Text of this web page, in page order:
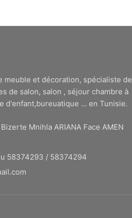
meuble et décoration, spécialiste de
de salon, salon , séjour chambre à
d'enfant,bureuatique ... en Tunisie.
Mnihla ARIANA Face AMEN
58374293 / 58374294